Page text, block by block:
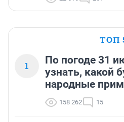
ТОП
1
По погоде 31
узнать, какой
народные
158 262 15